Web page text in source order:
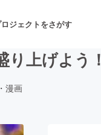
ジェクトをさがす
り上げよう
漫画